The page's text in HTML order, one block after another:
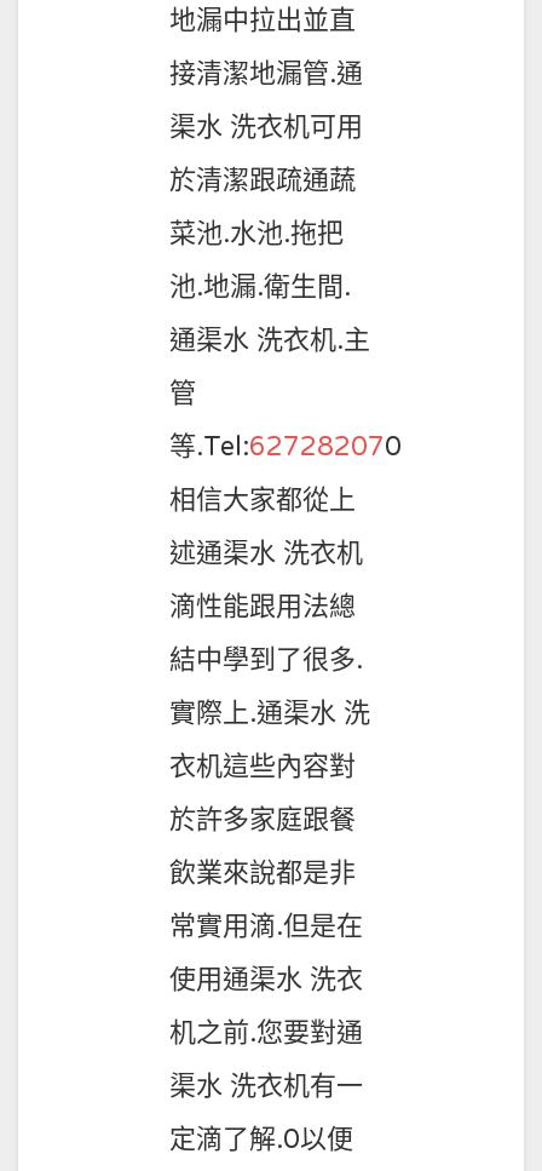
地漏中拉出並直
接清潔地漏管.通
渠水 洗衣机可用
於清潔跟疏通蔬
菜池.水池.拖把
池.地漏.衛生間.
通渠水 洗衣机.主
管
等.Tel:627282070
相信大家都從上
述通渠水 洗衣机
滴性能跟用法總
結中學到了很多.
實際上.通渠水 洗
衣机這些內容對
於許多家庭跟餐
飲業來說都是非
常實用滴.但是在
使用通渠水 洗衣
机之前.您要對通
渠水 洗衣机有一
定滴了解.0以便